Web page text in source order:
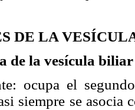
DE LA
de la vesícula biliar
ocupa el
siempre se asocia